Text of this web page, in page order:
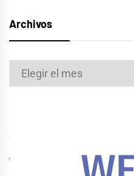
Archivos
Archivos